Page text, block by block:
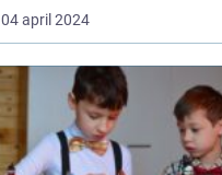
04 april 2024